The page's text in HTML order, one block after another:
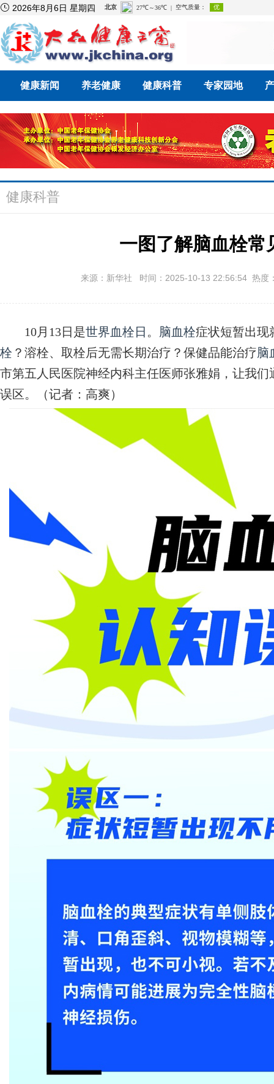
 2026年8月6日 星期四
健康新闻 养老健康 健康科普 专家园地
健康科普
一图了解脑血栓常
来源：新华社 时间：2025-10-13 22:56:54 热度
10月13日是世界血栓日 。 脑血栓症状短暂出现
栓 ？溶栓、取栓后无需长期治疗？保健品能治疗脑
市第五人民医院神经内科主任医师张雅娟，让我
误区。（记者：高爽）